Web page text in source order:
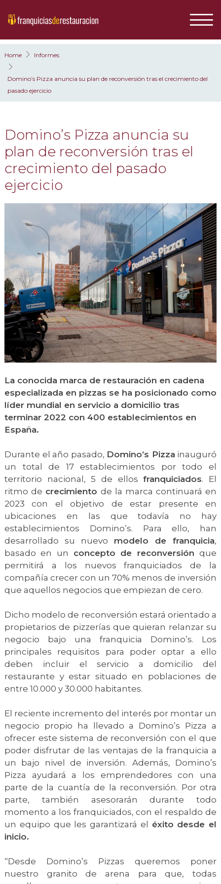
Home Informes
Domino’s Pizza anuncia su plan de reconversión tras el crecimiento del
pasado ejercicio
Domino’s Pizza anuncia su
plan de reconversión tras el
crecimiento del pasado
ejercicio
La conocida marca de restauración en cadena
especializada en pizzas se ha posicionado como
líder mundial en servicio a domicilio tras
terminar 2022 con 400 establecimientos en
España.
Durante el año pasado, Domino’s Pizzainauguró
un total de 17 establecimientos por todo el
territorio nacional, 5 de ellosfranquiciados. El
ritmo de crecimiento de la marca continuará en
2023 con el objetivo de estar presente en
ubicaciones en las que todavía no hay
establecimientos Domino’s. Para ello, han
desarrollado su nuevo modelo de franquicia,
basado en un concepto de reconversiónque
permitirá a los nuevos franquiciados de la
compañía crecer con un 70% menos de inversión
que aquellos negocios que empiezan de cero.
Dicho modelo de reconversión estará orientado a
propietarios de pizzerías que quieran relanzar su
negocio bajo una franquicia Domino’s. Los
principales requisitos para poder optar a ello
deben incluir el servicio a domicilio del
restaurante y estar situado en poblaciones de
entre 10.000 y 30.000 habitantes.
El reciente incremento del interés por montar un
negocio propio ha llevado a Domino’s Pizza a
ofrecer este sistema de reconversión con el que
poder disfrutar de las ventajas de la franquicia a
un bajo nivel de inversión. Además, Domino’s
Pizza ayudará a los emprendedores con una
parte de la cuantía de la reconversión. Por otra
parte, también asesorarán durante todo
momento a los franquiciados, con el respaldo de
un equipo que les garantizará el éxito desde el
inicio.
“Desde Domino’s Pizzas queremos poner
nuestro granito de arena para que, todas